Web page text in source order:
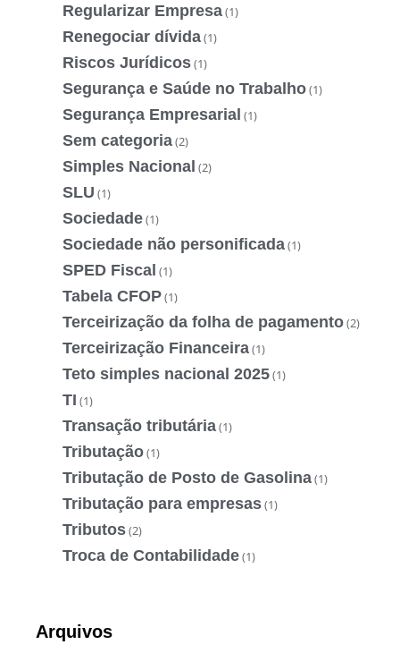
Regularizar Empresa(1)
Renegociar dívida(1)
Riscos Jurídicos(1)
Segurança e Saúde no Trabalho(1)
Segurança Empresarial (1)
Sem categoria(2)
Simples Nacional (2)
SLU (1)
Sociedade(1)
Sociedade não personificada(1)
SPED Fiscal (1)
Tabela CFOP(1)
Terceirização da folha de pagamento(2)
Terceirização Financeira(1)
Teto simples nacional 2025(1)
TI (1)
Transação tributária(1)
Tributação(1)
Tributação de Posto de Gasolina(1)
Tributação para empresas(1)
Tributos(2)
Troca de Contabilidade(1)
Arquivos